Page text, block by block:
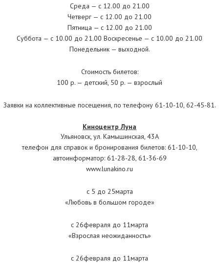
Среда — с 12.00 до 21.00
Четверг — с 12.00 до 21.00
Пятница — с 12.00 до 21.00
Суббота — с 10.00 до 21.00 Воскресенье — с 10.00 до 21.00
Понедельник — выходной.
Стоимость билетов:
100 р. — детский, 50 р. — взрослый
Заявки на коллективные посещения, по телефону 61-10-10, 62-45-81.
Киноцентр Луна
Ульяновск, ул. Камышинская, 43А
телефон для справок и бронирования билетов: 61-10-10,
автоинформатор: 61-28-28, 61-36-69
www.lunakino.ru
с 5 до 25марта
«Любовь в большом городе»
с 26февраля до 11марта
«Взрослая неожиданность»
с 26февраля до 11марта